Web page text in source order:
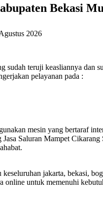
Bekasi
2026
teruji keasliannya dan
pelayanan pada :
mesin yang bertaraf
Saluran Mampet
jakarta, bekasi,
online untuk memenuhi